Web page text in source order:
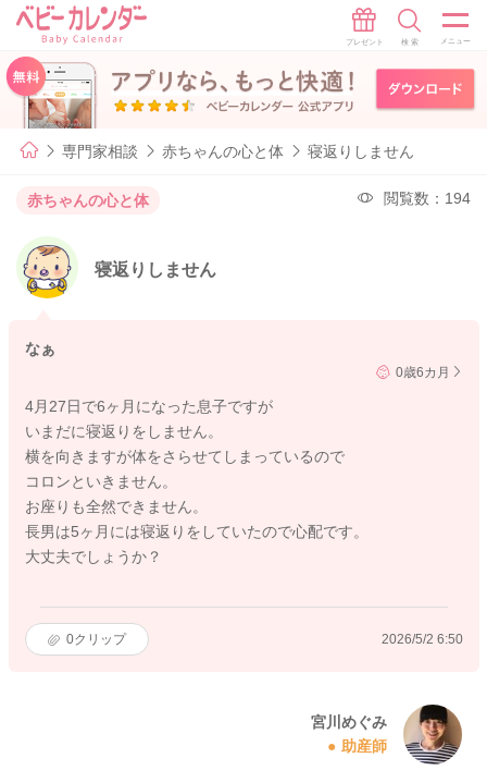
専門家相談 赤ちゃんの心と体 寝返りしません
赤ちゃんの心と体 閲覧数：194
寝返りしません
なぁ
0歳6カ月
4月27日で6ヶ月になった息子ですが
いまだに寝返りをしません。
横を向きますが体をさらせてしまっているので
コロンといきません。
お座りも全然できません。
長男は5ヶ月には寝返りをしていたので心配です。
大丈夫でしょうか？
0クリップ 2026/5/2 6:50
宮川めぐみ
助産師